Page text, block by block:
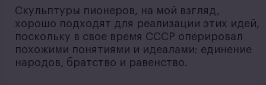
Скульптуры пионеров, на мой взгляд,
хорошо подходят для реализации этих идей,
поскольку в свое время СССР оперировал
похожими понятиями и идеалами: единение
народов, братство и равенство.